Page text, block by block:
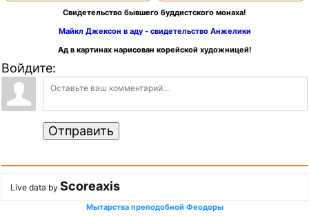
Свидетельство бывшего буддистского монаха!
Майкл Джексон в аду - свидетельство Анжелики
Ад в картинах нарисован корейской художницей!
Войдите:
Отправить
Live data by Scoreaxis
Мытарства преподобной Феодоры